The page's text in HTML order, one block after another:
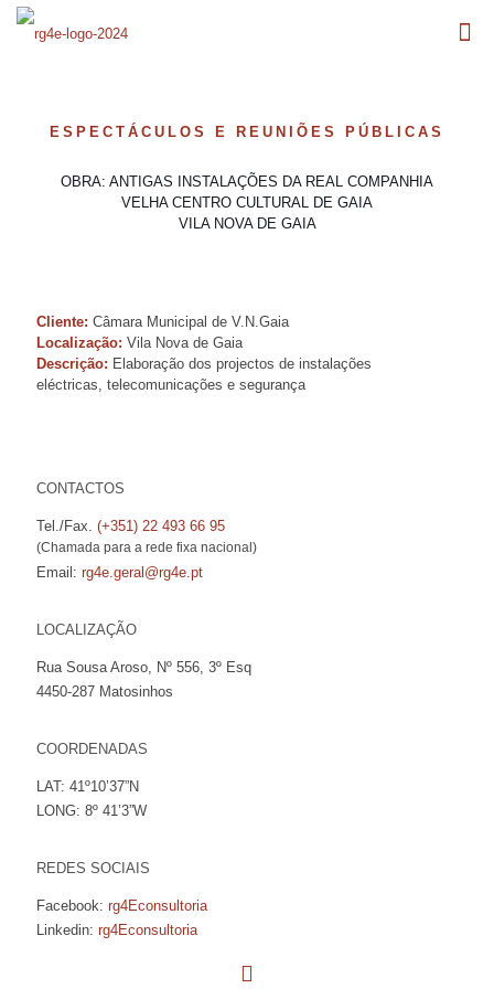
ESPECTÁCULOS E REUNIÕES PÚBLICAS
OBRA: ANTIGAS INSTALAÇÕES DA REAL COMPANHIA
VELHA CENTRO CULTURAL DE GAIA
VILA NOVA DE GAIA
Cliente: Câmara Municipal de V.N.Gaia
Localização: Vila Nova de Gaia
Descrição: Elaboração dos projectos de instalações
eléctricas, telecomunicações e segurança
CONTACTOS
Tel./Fax. (+351) 22 493 66 95
(Chamada para a rede fixa nacional)
Email: rg4e.geral@rg4e.pt
LOCALIZAÇÃO
Rua Sousa Aroso, Nº 556, 3º Esq
4450-287 Matosinhos
COORDENADAS
LAT: 41º10’37”N
LONG: 8º 41’3”W
REDES SOCIAIS
Facebook: rg4Econsultoria
Linkedin: rg4Econsultoria